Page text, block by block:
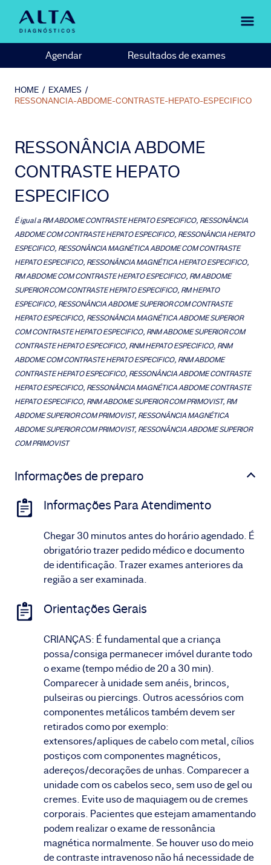
Agendar Resultados de exames
HOME / EXAMES /
RESSONANCIA-ABDOME-CONTRASTE-HEPATO-ESPECIFICO
RESSONÂNCIA ABDOME
CONTRASTE HEPATO
ESPECIFICO
É igual aRM ABDOME CONTRASTE HEPATO ESPECIFICO, RESSONÂNCIA
ABDOME COM CONTRASTE HEPATO ESPECIFICO, RESSONÂNCIA HEPATO
ESPECIFICO, RESSONÂNCIA MAGNÉTICA ABDOME COM CONTRASTE
HEPATO ESPECIFICO, RESSONÂNCIA MAGNÉTICA HEPATO ESPECIFICO,
RM ABDOME COM CONTRASTE HEPATO ESPECIFICO, RM ABDOME
SUPERIOR COM CONTRASTE HEPATO ESPECIFICO, RM HEPATO
ESPECIFICO, RESSONÂNCIA ABDOME SUPERIOR COM CONTRASTE
HEPATO ESPECIFICO, RESSONÂNCIA MAGNÉTICA ABDOME SUPERIOR
COM CONTRASTE HEPATO ESPECIFICO, RNM ABDOME SUPERIOR COM
CONTRASTE HEPATO ESPECIFICO, RNM HEPATO ESPECIFICO, RNM
ABDOME COM CONTRASTE HEPATO ESPECIFICO, RNM ABDOME
CONTRASTE HEPATO ESPECIFICO, RESSONÂNCIA ABDOME CONTRASTE
HEPATO ESPECIFICO, RESSONÂNCIA MAGNÉTICA ABDOME CONTRASTE
HEPATO ESPECIFICO, RNM ABDOME SUPERIOR COM PRIMOVIST, RM
ABDOME SUPERIOR COM PRIMOVIST, RESSONÂNCIA MAGNÉTICA
ABDOME SUPERIOR COM PRIMOVIST, RESSONÂNCIA ABDOME SUPERIOR
COM PRIMOVIST
Informações de preparo
Informações Para Atendimento
Chegar 30 minutos antes do horário agendado. É
obrigatório trazer pedido médico e documento
de identificação. Trazer exames anteriores da
região a ser examinada.
Orientações Gerais
CRIANÇAS: É fundamental que a criança
possa/consiga permanecer imóvel durante todo
o exame (tempo médio de 20 a 30 min).
Comparecer à unidade sem anéis, brincos,
pulseiras ou piercings. Outros acessórios com
componentes metálicos também devem ser
retirados como por exemplo:
extensores/apliques de cabelo com metal, cílios
postiços com componentes magnéticos,
adereços/decorações de unhas. Comparecer a
unidade com os cabelos seco, sem uso de gel ou
cremes. Evite uso de maquiagem ou de cremes
corporais. Pacientes que estejam amamentando
podem realizar o exame de ressonância
magnética normalmente. Se houver uso do meio
de contraste intravenoso não há necessidade de